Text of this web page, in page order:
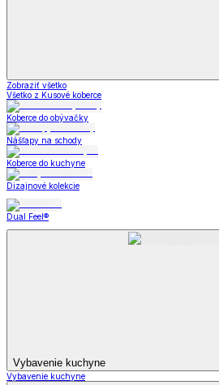
Zobraziť všetko
Všetko z Kusové koberce
Koberce do obývačky
Nášľapy na schody
Koberce do kuchyne
Dizajnové kolekcie
Dual Feel®
Vybavenie kuchyne
Vybavenie kuchyne